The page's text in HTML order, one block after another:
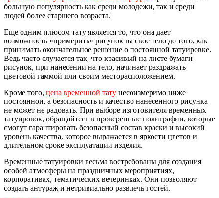
большую популярность как среди молодежи, так и среди
людей более старшего возраста.
Еще одним плюсом тату является то, что она дает
возможность «примерить» рисунок на свое тело до того, как
принимать окончательное решение о постоянной татуировке.
Ведь часто случается так, что красивый на листе бумаги
рисунок, при нанесении на тело, начинает раздражать
цветовой гаммой или своим месторасположением.
Кроме того, цена временной тату несоизмеримо ниже
постоянной, а безопасность и качество нанесенного рисунка
не может не радовать. При выборе изготовителя временных
татуировок, обращайтесь в проверенные полиграфии, которые
смогут гарантировать безопасный состав краски и высокий
уровень качества, которое выражается в яркости цветов и
длительном сроке эксплуатации изделия.
Временные татуировки весьма востребованы для создания
особой атмосферы на праздничных мероприятиях,
корпоративах, тематических вечеринках. Они позволяют
создать антураж и нетривиально развлечь гостей.